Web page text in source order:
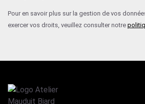
Pour en savoir plus sur la gestion de vos
exercer vos droits, veuillez consulter notre